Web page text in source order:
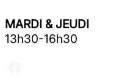
MARDI & JEUDI
13h30-16h30